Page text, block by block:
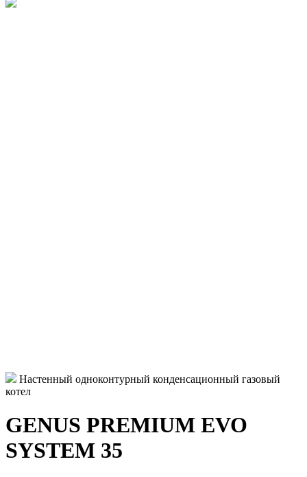
Настенный одноконтурный конденсационный газовый
котел
GENUS PREMIUM EVO
SYSTEM 35